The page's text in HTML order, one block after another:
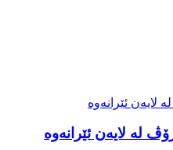
لە لایەن ئێرانەوە